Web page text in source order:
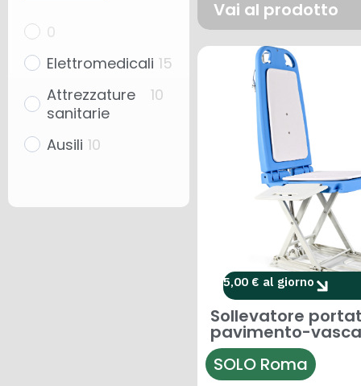
0
Elettromedicali 15
Attrezzature
sanitarie
10
Ausili 10
Vai al prodotto
5,00 € al giorno
Sollevatore
pavimento-
SOLO Roma